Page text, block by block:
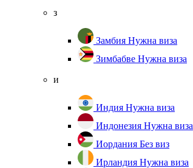
з
Замбия Нужна виза
Зимбабве Нужна виза
и
Индия Нужна виза
Индонезия Нужна виза
Иордания Без виз
Ирландия Нужна виза